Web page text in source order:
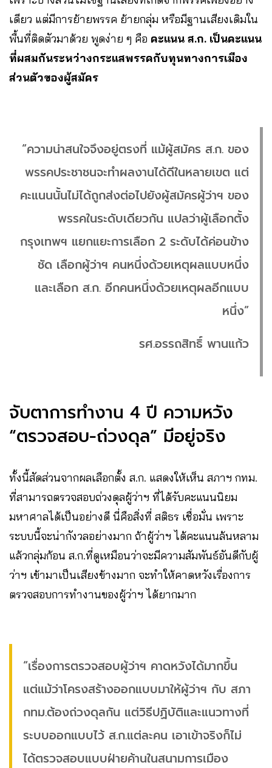
เดียว แต่มีการย้ายพรรค ย้ายกลุ่ม หรือมีฐานเสียงเดิมใน
พื้นที่ติดตัวมาด้วย พูดง่าย ๆ คือ คะแนน ส.ก. เป็นคะแนน
ที่ผสมกันระหว่างกระแสพรรคกับทุนทางการเมือง
ส่วนตัวของผู้สมัคร
“ความน่าสนใจจึงอยู่ตรงที่ แม้ผู้สมัคร ส.ก. ของ
พรรคประชาชนจะทำผลงานได้ดีในหลายเขต แต่
คะแนนนั้นไม่ได้ถูกส่งต่อไปยังผู้สมัครผู้ว่าฯ ของ
พรรคในระดับเดียวกัน แปลว่าผู้เลือกตั้ง
กรุงเทพฯ แยกแยะการเลือก 2 ระดับได้ค่อนข้าง
ชัด เลือกผู้ว่าฯ คนหนึ่งด้วยเหตุผลแบบหนึ่ง
และเลือก ส.ก. อีกคนหนึ่งด้วยเหตุผลอีกแบบ
หนึ่ง”
รศ.อรรถสิทธิ์ พานแก้ว
จับตาการทำงาน 4 ปี ความหวัง
“ตรวจสอบ-ถ่วงดุล” มีอยู่จริง
ทั้งนี้สัดส่วนจากผลเลือกตั้ง ส.ก. แสดงให้เห็น สภาฯ กทม.
ที่สามารถตรวจสอบถ่วงดุลผู้ว่าฯ ที่ได้รับคะแนนนิยม
มหาศาลได้เป็นอย่างดี นี่คือสิ่งที่ สติธร เชื่อมั่น เพราะ
ระบบนี้จะน่ากังวลอย่างมาก ถ้าผู้ว่าฯ ได้คะแนนล้นหลาม
แล้วกลุ่มก้อน ส.ก.ที่ดูเหมือนว่าจะมีความสัมพันธ์อันดีกับผู้
ว่าฯ เข้ามาเป็นเสียงข้างมาก จะทำให้คาดหวังเรื่องการ
ตรวจสอบการทำงานของผู้ว่าฯ ได้ยากมาก
“เรื่องการตรวจสอบผู้ว่าฯ คาดหวังได้มากขึ้น
แต่แม้ว่าโครงสร้างออกแบบมาให้ผู้ว่าฯ กับ สภา
กทม.ต้องถ่วงดุลกัน แต่วิธีปฏิบัติและแนวทางที่
ระบบออกแบบไว้ ส.ก.แต่ละคน เอาเข้าจริงก็ไม่
ได้ตรวจสอบแบบฝ่ายค้านในสนามการเมือง